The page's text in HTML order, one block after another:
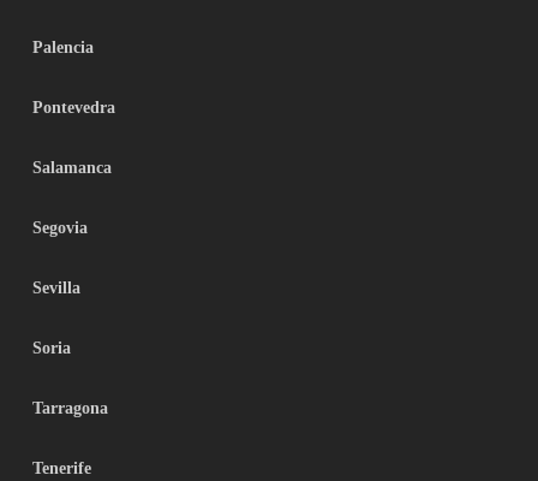
Palencia
Pontevedra
Salamanca
Segovia
Sevilla
Soria
Tarragona
Tenerife